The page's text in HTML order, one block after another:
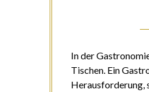
In der
Tischen. Ein
Herausforderung,